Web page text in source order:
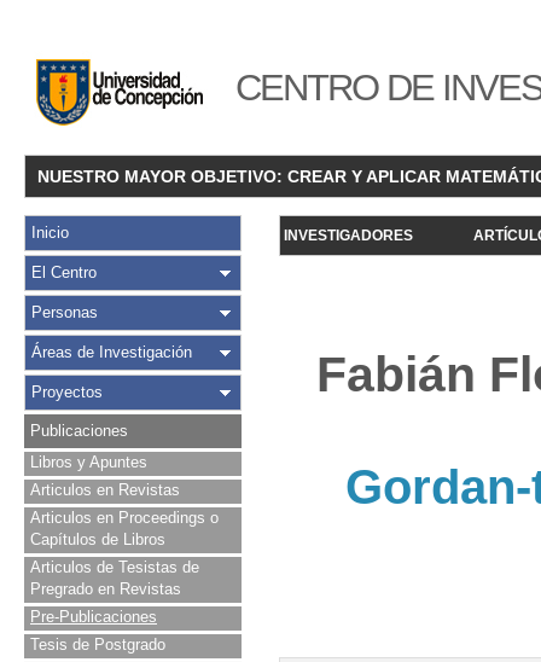
CENTRO DE
NUESTRO MAYOR OBJETIVO: CREAR Y APLICAR
Inicio
El Centro
Personas
Áreas de Investigación
Proyectos
Publicaciones
Libros y Apuntes
Articulos en Revistas
Articulos en Proceedings o
Capítulos de Libros
Articulos de Tesistas de
Pregrado en Revistas
Pre-Publicaciones
Tesis de Postgrado
INVESTIGADORES
Fabián